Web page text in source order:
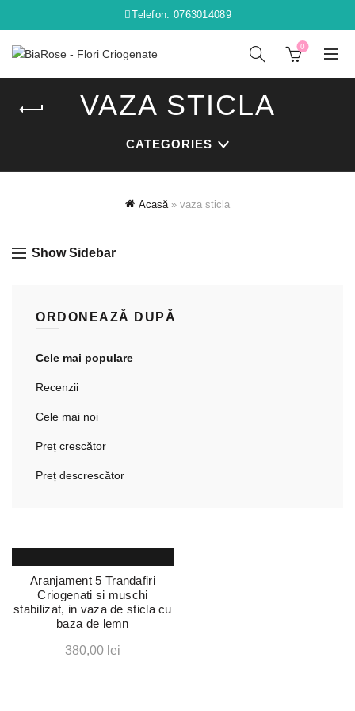
Telefon: 0763014089
0
VAZA STICLA
CATEGORIES
Acasă» vaza sticla
Show Sidebar
ORDONEAZĂ DUPĂ
Cele mai populare
Recenzii
Cele mai noi
Preț crescător
Preț descrescător
Aranjament 5 Trandafiri
Criogenati si muschi
stabilizat, in vaza de sticla cu
baza de lemn
380,00 lei